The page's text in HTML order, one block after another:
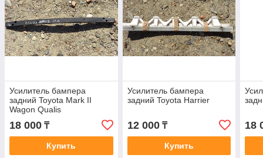
Усилитель бампера
задний Toyota Mark II
Wagon Qualis
18 000 ₸
Купить
Усилитель бампера
задний Toyota Harrier
12 000₸
Купить
18